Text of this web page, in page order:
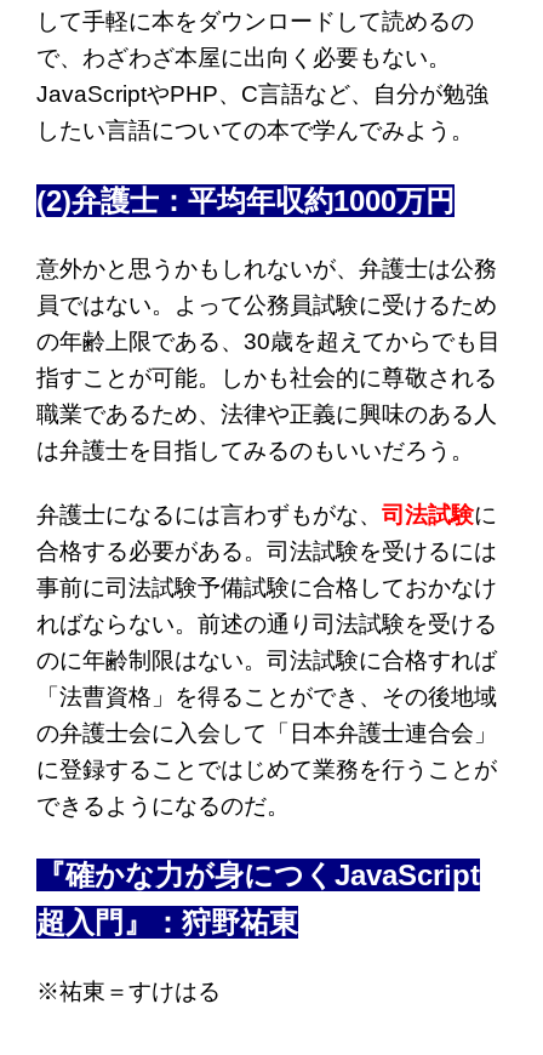
して手軽に本をダウンロードして読めるの
で、わざわざ本屋に出向く必要もない。
JavaScriptやPHP、C言語など、自分が勉強
したい言語についての本で学んでみよう。
(2)弁護士：平均年収約1000万円
意外かと思うかもしれないが、弁護士は公務
員ではない。よって公務員試験に受けるため
の年齢上限である、30歳を超えてからでも目
指すことが可能。しかも社会的に尊敬される
職業であるため、法律や正義に興味のある人
は弁護士を目指してみるのもいいだろう。
弁護士になるには言わずもがな、 司法試験に
合格する必要がある。司法試験を受けるには
事前に司法試験予備試験に合格しておかなけ
ればならない。前述の通り司法試験を受ける
のに年齢制限はない。司法試験に合格すれば
「法曹資格」を得ることができ、その後地域
の弁護士会に入会して「日本弁護士連合会」
に登録することではじめて業務を行うことが
できるようになるのだ。
『確かな力が身につくJavaScript
超入門』：狩野祐東
※祐東＝すけはる